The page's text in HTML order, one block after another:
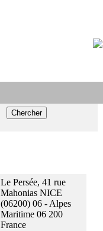
Le Persée, 41 rue
Mahonias NICE
(06200) 06 - Alpes
Maritime 06 200
France